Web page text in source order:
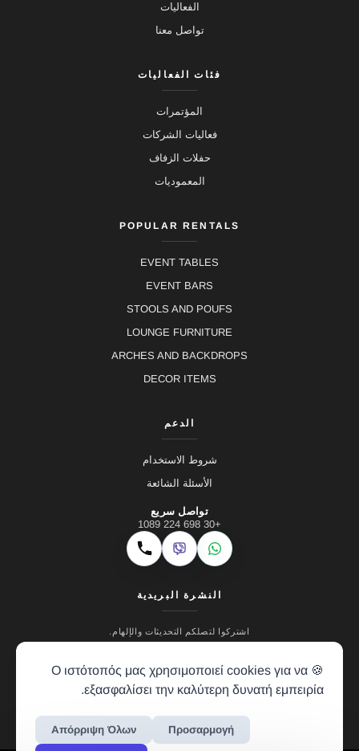
الفعاليات
تواصل معنا
فئات الفعاليات
المؤتمرات
فعاليات الشركات
حفلات الزفاف
المعموديات
POPULAR RENTALS
EVENT TABLES
EVENT BARS
STOOLS AND POUFS
LOUNGE FURNITURE
ARCHES AND BACKDROPS
DECOR ITEMS
الدعم
شروط الاستخدام
الأسئلة الشائعة
تواصل سريع
+30 698 224 1089
WhatsApp
Viber اتصال
النشرة البريدية
اشتركوا لتصلكم التحديثات والإلهام.
🍪 Ο ιστότοπός μας χρησιμοποιεί cookies για να
εξασφαλίσει την καλύτερη δυνατή εμπειρία.
Προσαρμογή
Απόρριψη Όλων